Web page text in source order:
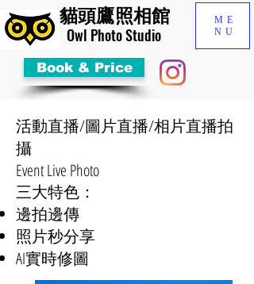
​Owl Photo Studio
Book & Price
貓頭鷹照相館
ME
NU
活動直播/圖片直播/相片直播拍
攝
Event Live Photo
​三大特色：
邊拍邊傳
照片秒分享
AI實時修圖